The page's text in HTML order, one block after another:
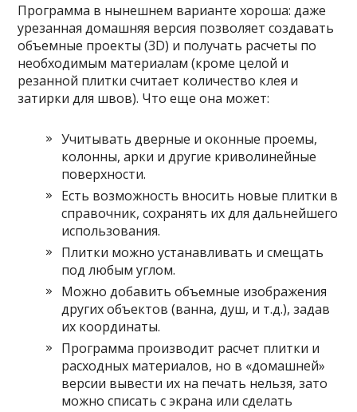
Программа в нынешнем варианте хороша: даже
урезанная домашняя версия позволяет создавать
объемные проекты (3D) и получать расчеты по
необходимым материалам (кроме целой и
резанной плитки считает количество клея и
затирки для швов). Что еще она может:
Учитывать дверные и оконные проемы,
колонны, арки и другие криволинейные
поверхности.
Есть возможность вносить новые плитки в
справочник, сохранять их для дальнейшего
использования.
Плитки можно устанавливать и смещать
под любым углом.
Можно добавить объемные изображения
других объектов (ванна, душ, и т.д.), задав
их координаты.
Программа производит расчет плитки и
расходных материалов, но в «домашней»
версии вывести их на печать нельзя, зато
можно списать с экрана или сделать